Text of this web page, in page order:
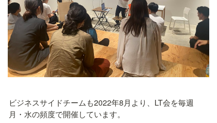
ビジネスサイドチームも2022年8月より、LT会を毎週
月・水の頻度で開催しています。